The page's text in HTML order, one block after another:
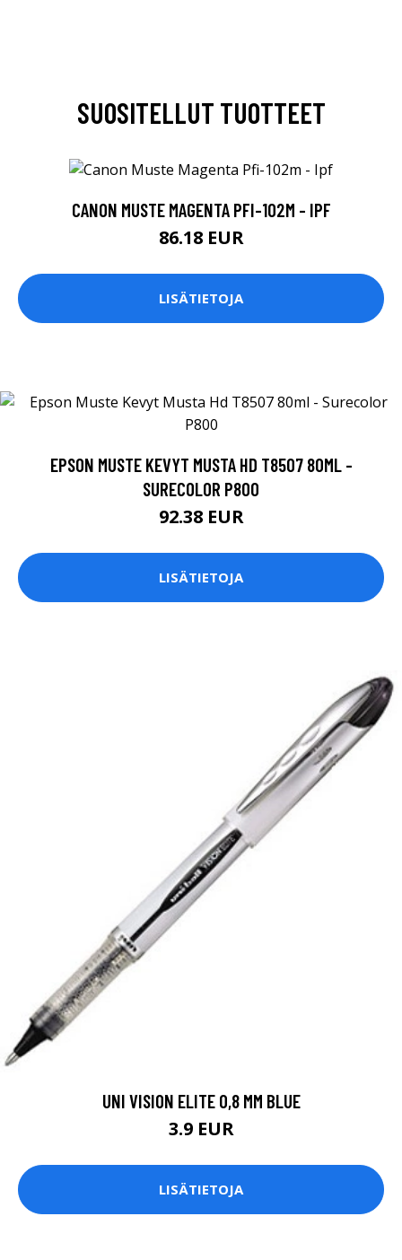
SUOSITELLUT TUOTTEET
CANON MUSTE MAGENTA PFI-102M - IPF
86.18 EUR
LISÄTIETOJA
EPSON MUSTE KEVYT MUSTA HD T8507 80ML -
SURECOLOR P800
92.38 EUR
LISÄTIETOJA
UNI VISION ELITE 0,8 MM BLUE
3.9 EUR
LISÄTIETOJA